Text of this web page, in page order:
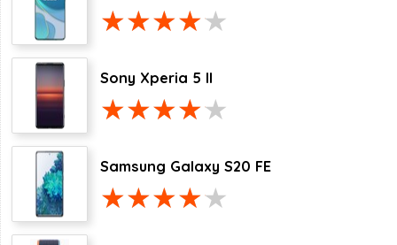
Sony Xperia 5 II
Samsung Galaxy S20 FE